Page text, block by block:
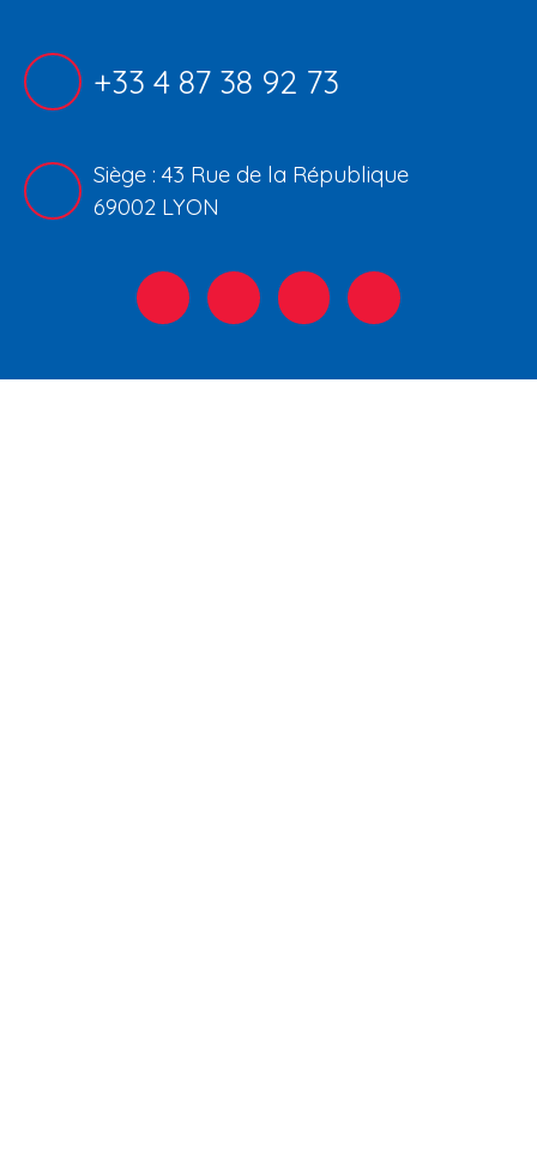
+33 4 87 38 92 73
Siège : 43 Rue de la République
69002 LYON